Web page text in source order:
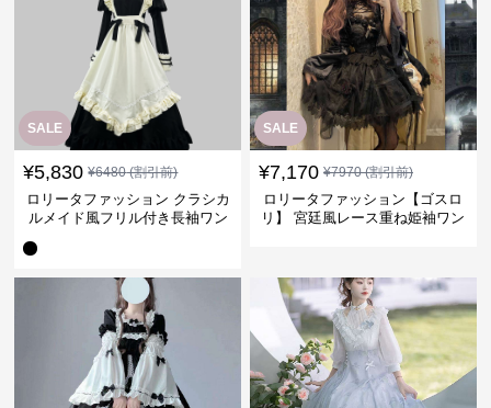
SALE
¥5,830 ¥6480(割引前)
ロリータファッション クラシカ
ルメイド風フリル付き長袖ワン
SALE
¥7,170 ¥7970(割引前)
ロリータファッション【ゴスロ
リ】 宮廷風レース重ね姫袖ワン